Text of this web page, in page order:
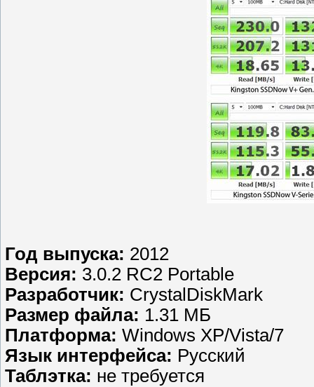
Год выпуска: 2012
Версия: 3.0.2 RC2 Portable
Разработчик: CrystalDiskMark
Размер файла: 1.31 МБ
Платформа: Windows XP/Vista/7
Язык интерфейса: Русский
Таблэтка: не требуется